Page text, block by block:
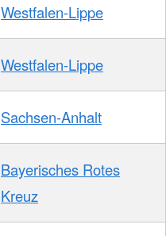
Westfalen-Lippe
Westfalen-Lippe
Sachsen-Anhalt
Bayerisches Rotes
Kreuz